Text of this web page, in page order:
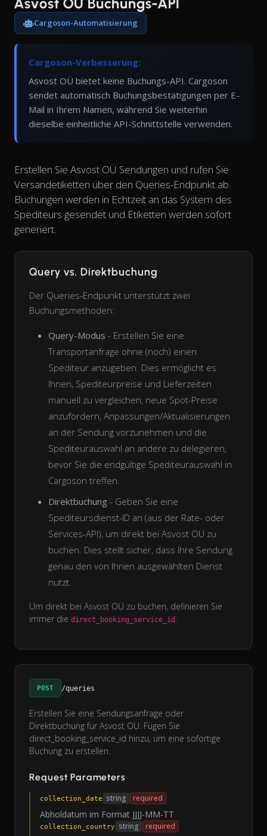
Asvost OÜ Buchungs-API
Cargoson-Automatisierung
Cargoson-Verbesserung:
Asvost OÜ bietet keine Buchungs-API. Cargoson
sendet automatisch Buchungsbestätigungen per E-
Mail in Ihrem Namen, während Sie weiterhin
dieselbe einheitliche API-Schnittstelle verwenden.
Erstellen Sie Asvost OÜ Sendungen und rufen Sie
Versandetiketten über den Queries-Endpunkt ab.
Buchungen werden in Echtzeit an das System des
Spediteurs gesendet und Etiketten werden sofort
generiert.
Query vs. Direktbuchung
Der Queries-Endpunkt unterstützt zwei
Buchungsmethoden:
Query-Modus - Erstellen Sie eine
Transportanfrage ohne (noch) einen
Spediteur anzugeben. Dies ermöglicht es
Ihnen, Spediteurpreise und Lieferzeiten
manuell zu vergleichen, neue Spot-Preise
anzufordern, Anpassungen/Aktualisierungen
an der Sendung vorzunehmen und die
Spediteurauswahl an andere zu delegieren,
bevor Sie die endgültige Spediteurauswahl in
Cargoson treffen.
Direktbuchung - Geben Sie eine
Spediteursdienst-ID an (aus der Rate- oder
Services-API), um direkt bei Asvost OÜ zu
buchen. Dies stellt sicher, dass Ihre Sendung
genau den von Ihnen ausgewählten Dienst
nutzt.
Um direkt bei Asvost OÜ zu buchen, definieren Sie
immer die direct_booking_service_id .
POST /queries
Erstellen Sie eine Sendungsanfrage oder
Direktbuchung für Asvost OÜ. Fügen Sie
direct_booking_service_id hinzu, um eine sofortige
Buchung zu erstellen.
Request Parameters
collection_date string required
Abholdatum im Format JJJJ-MM-TT
collection_country string required